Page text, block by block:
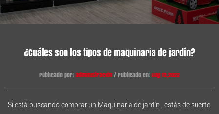
¿Cuáles son los tipos de maquinaria de jardín?
Publicado por:administración/ Publicado en:Aug 12,2022
Si está buscando comprar un Maquinaria de jardín
, estás de suerte.